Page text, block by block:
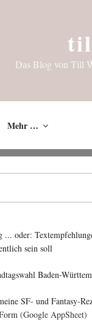
Das Blog von Till
Mehr …
... oder:
sein soll
Baden-
SF- und Fantasy-
(Google AppSheet)